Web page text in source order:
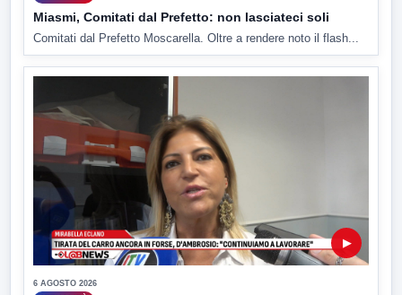
Miasmi, Comitati dal Prefetto: non lasciateci soli
Comitati dal Prefetto Moscarella. Oltre a rendere noto il flash...
▶
6 AGOSTO 2026